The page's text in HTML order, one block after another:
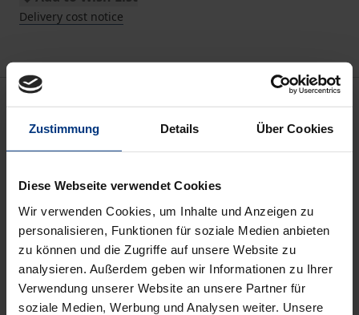
Zustimmung Details Über Cookies
Diese Webseite verwendet Cookies
Wir verwenden Cookies, um Inhalte und Anzeigen zu
personalisieren, Funktionen für soziale Medien anbieten
zu können und die Zugriffe auf unsere Website zu
analysieren. Außerdem geben wir Informationen zu Ihrer
Verwendung unserer Website an unsere Partner für
soziale Medien, Werbung und Analysen weiter. Unsere
Delivery cost notice
Description
Am Ende des 20. Jahrhunderts sind überall auf der
Wurzeln in nationalen, ethnischen, kulturellen und
religiösen Gegensätzen haben und deren friedliche
Bewältigung allein von vertraglichen (»föderativen«)
Regelungen oder Strukturen zu erhoffen ist. Es liegt
daher nahe, den Föderalismus als eine der
wichtigsten staatlichen und gesellschaftlichen